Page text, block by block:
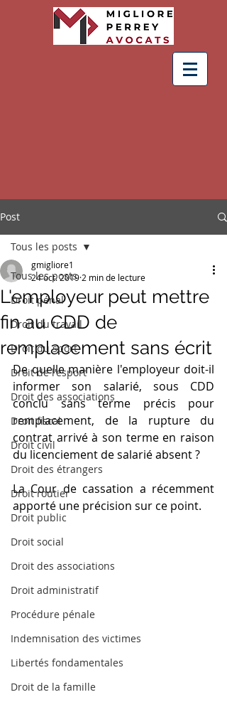
Post
Tous les posts
Droit pénal
Droit du travail
Droit du sport
Droit de l'esport
Droit des associations
Droit fiscal
Droit civil
Droit des étrangers
Droit routier
Droit public
Droit social
Droit des associations
Droit administratif
Procédure pénale
Indemnisation des victimes
Libertés fondamentales
Droit de la famille
Tous les posts
L'employeur peut mettre
fin au CDD de
remplacement sans écrit
gmigliore1
24 oct. 2019 2 min de lecture
De quelle manière l'employeur doit-il
informer son salarié, sous CDD
conclu sans terme précis pour
remplacement, de la rupture du
contrat arrivé à son terme en raison
du licenciement de salarié absent ?
La Cour de cassation a récemment
apporté une précision sur ce point.